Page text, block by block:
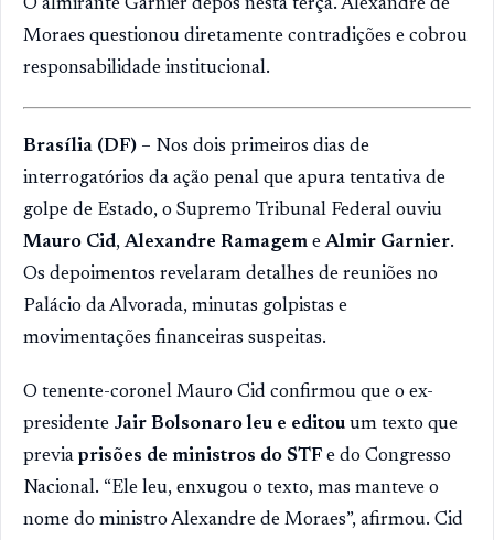
O almirante Garnier depôs nesta terça. Alexandre de
Moraes questionou diretamente contradições e cobrou
responsabilidade institucional.
Brasília (DF) – Nos dois primeiros dias de
interrogatórios da ação penal que apura tentativa de
golpe de Estado, o Supremo Tribunal Federal ouviu
Mauro Cid,Alexandre Ramagem eAlmir Garnier.
Os depoimentos revelaram detalhes de reuniões no
Palácio da Alvorada, minutas golpistas e
movimentações financeiras suspeitas.
O tenente-coronel Mauro Cid confirmou que o ex-
presidente Jair Bolsonaro leu e editou um texto que
previa prisões de ministros do STFe do Congresso
Nacional. “Ele leu, enxugou o texto, mas manteve o
nome do ministro Alexandre de Moraes”, afirmou. Cid